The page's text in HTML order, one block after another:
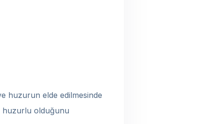
huzurun elde edilmesinde
huzurlu olduğunu